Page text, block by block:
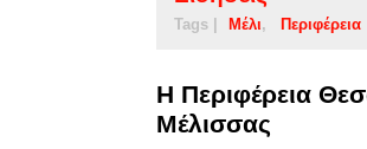
Tags | Μέλι Περιφέρεια
Η Περιφέρεια
Μέλισσας